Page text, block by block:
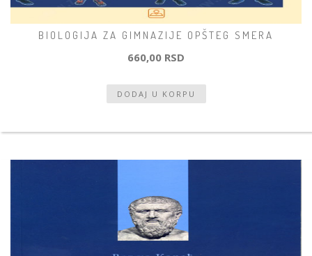
BIOLOGIJA ZA GIMNAZIJE OPŠTEG SMERA
660,00 RSD